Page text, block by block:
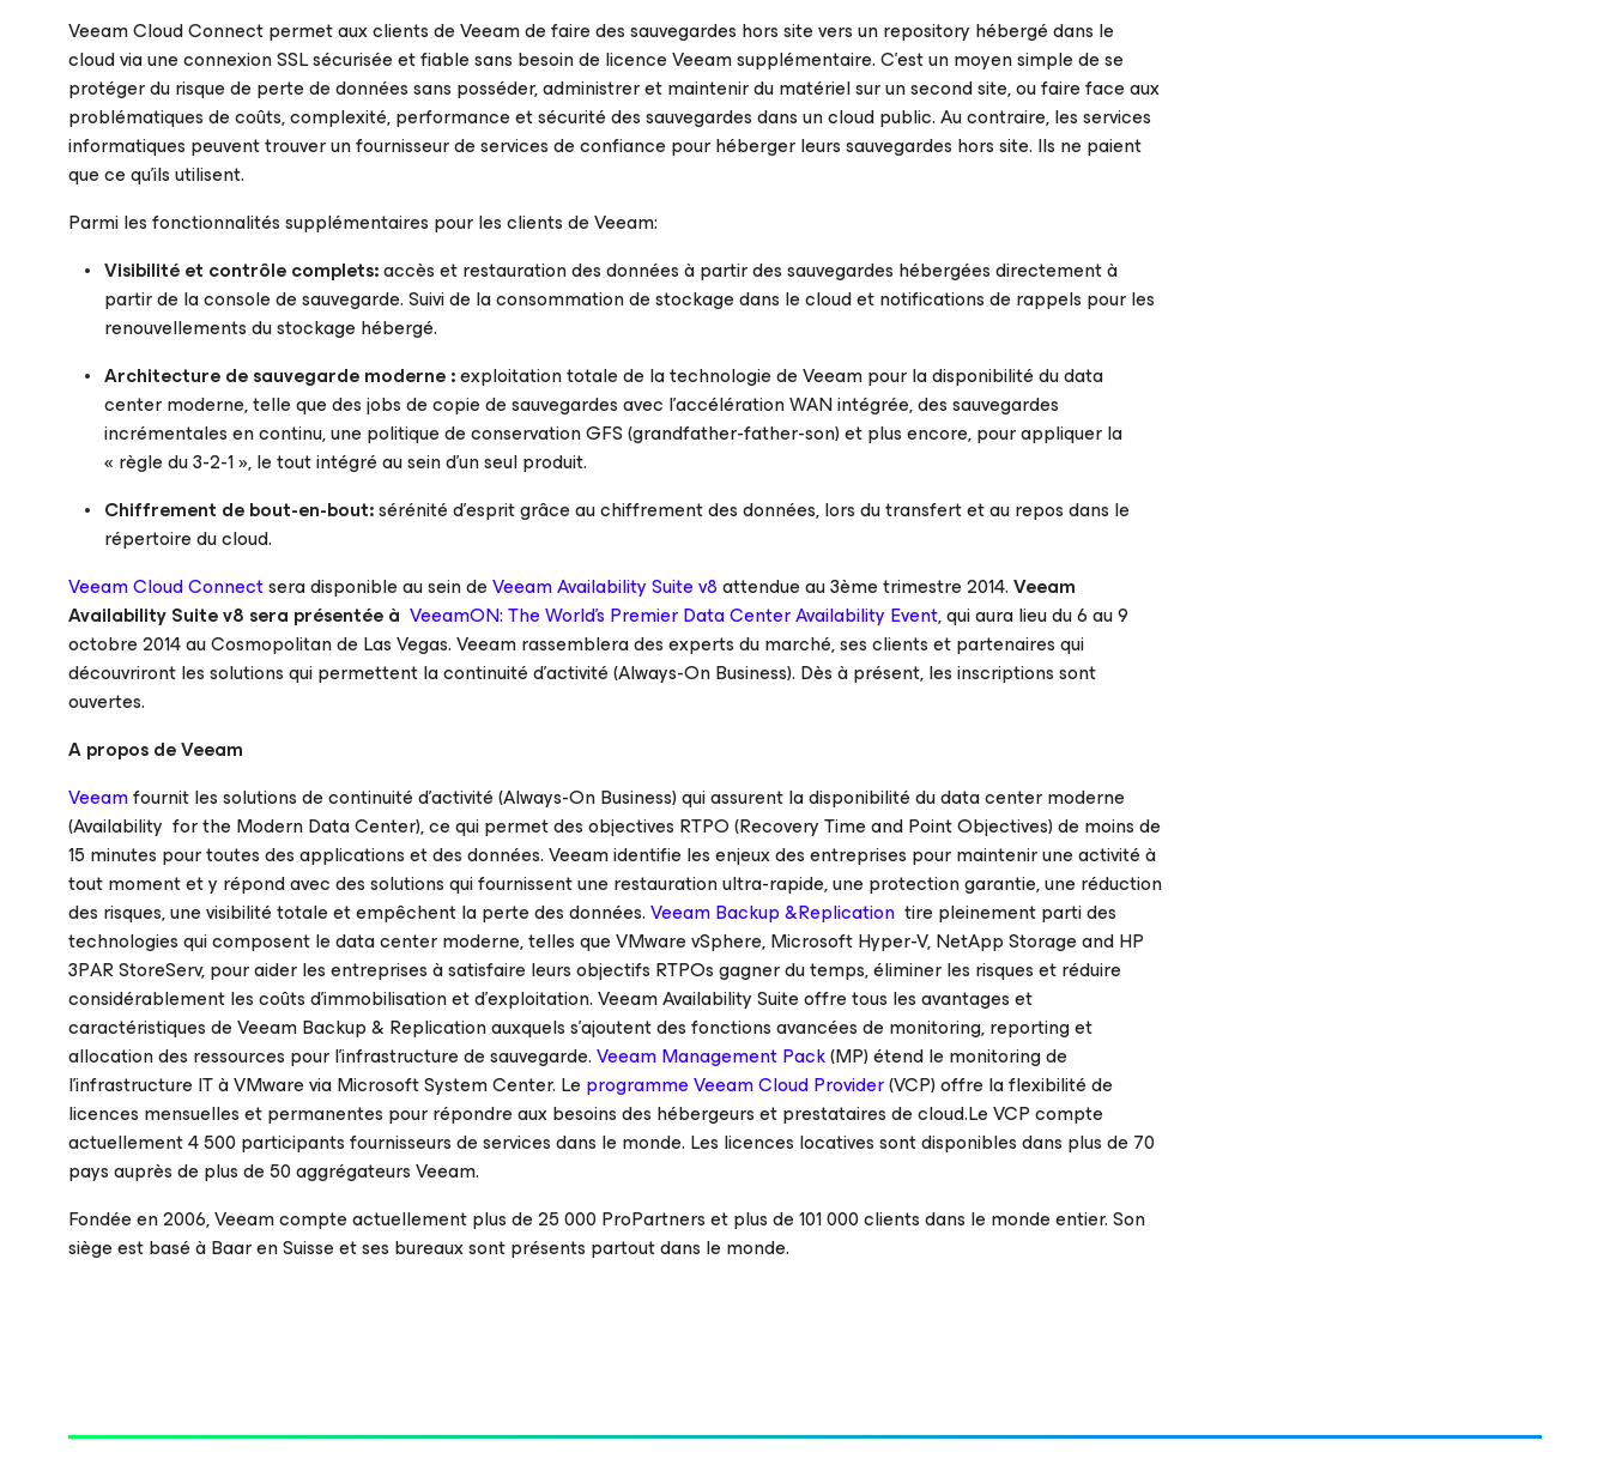
Veeam Cloud Connect permet aux clients de Veeam de faire des sauvegardes hors site vers un repository hébergé dans le
cloud via une connexion SSL sécurisée et fiable sans besoin de licence Veeam supplémentaire. C’est un moyen simple de se
protéger du risque de perte de données sans posséder, administrer et maintenir du matériel sur un second site, ou faire face aux
problématiques de coûts, complexité, performance et sécurité des sauvegardes dans un cloud public. Au contraire, les services
informatiques peuvent trouver un fournisseur de services de confiance pour héberger leurs sauvegardes hors site. Ils ne paient
que ce qu’ils utilisent.
Parmi les fonctionnalités supplémentaires pour les clients de Veeam:
Visibilité et contrôle complets:accès et restauration des données à partir des sauvegardes hébergées directement à
partir de la console de sauvegarde. Suivi de la consommation de stockage dans le cloud et notifications de rappels pour les
renouvellements du stockage hébergé.
Architecture de sauvegarde moderne :exploitation totale de la technologie de Veeam pour la disponibilité du data
center moderne, telle que des jobs de copie de sauvegardes avec l’accélération WAN intégrée, des sauvegardes
incrémentales en continu, une politique de conservation GFS (grandfather-father-son) et plus encore, pour appliquer la
« règle du 3-2-1 », le tout intégré au sein d’un seul produit.
Chiffrement de bout-en-bout:sérénité d’esprit grâce au chiffrement des données, lors du transfert et au repos dans le
répertoire du cloud.
Veeam Cloud Connectsera disponible au sein deVeeam Availability Suite v8attendue au 3ème trimestre 2014.Veeam
Availability Suite v8 sera présentée à VeeamON: The World’s Premier Data Center Availability Event, qui aura lieu du 6 au 9
octobre 2014 au Cosmopolitan de Las Vegas. Veeam rassemblera des experts du marché, ses clients et partenaires qui
découvriront les solutions qui permettent la continuité d’activité (Always-On Business). Dès à présent, les inscriptions sont
ouvertes.
A propos de Veeam
Veeamfournit les solutions de continuité d’activité (Always-On Business) qui assurent la disponibilité du data center moderne
(Availability for the Modern Data Center), ce qui permet des objectives RTPO (Recovery Time and Point Objectives) de moins de
15 minutes pour toutes des applications et des données. Veeam identifie les enjeux des entreprises pour maintenir une activité à
tout moment et y répond avec des solutions qui fournissent une restauration ultra-rapide, une protection garantie, une réduction
des risques, une visibilité totale et empêchent la perte des données.Veeam Backup &Replication tire pleinement parti des
technologies qui composent le data center moderne, telles que VMware vSphere, Microsoft Hyper-V, NetApp Storage and HP
3PAR StoreServ, pour aider les entreprises à satisfaire leurs objectifs RTPOs gagner du temps, éliminer les risques et réduire
considérablement les coûts d’immobilisation et d’exploitation. Veeam Availability Suite offre tous les avantages et
caractéristiques de Veeam Backup & Replication auxquels s’ajoutent des fonctions avancées de monitoring, reporting et
allocation des ressources pour l’infrastructure de sauvegarde.Veeam Management Pack(MP) étend le monitoring de
l’infrastructure IT à VMware via Microsoft System Center. Le programme Veeam Cloud Provider(VCP) offre la flexibilité de
licences mensuelles et permanentes pour répondre aux besoins des hébergeurs et prestataires de cloud.Le VCP compte
actuellement 4 500 participants fournisseurs de services dans le monde. Les licences locatives sont disponibles dans plus de 70
pays auprès de plus de 50 aggrégateurs Veeam.
Fondée en 2006, Veeam compte actuellement plus de 25 000 ProPartners et plus de 101 000 clients dans le monde entier. Son
siège est basé à Baar en Suisse et ses bureaux sont présents partout dans le monde.